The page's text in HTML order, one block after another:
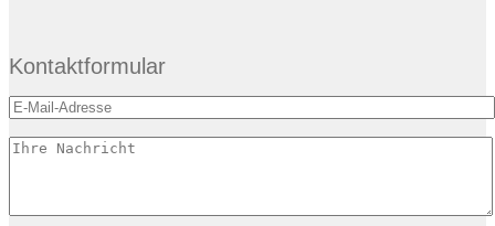
Kontaktformular